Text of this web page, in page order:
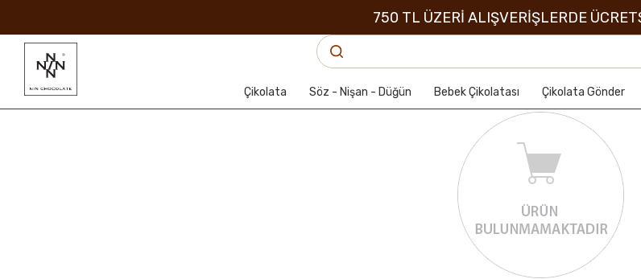
750 TL ÜZERİ ALIŞVERİŞLERDE
Çikolata Söz - Nişan - Düğün Bebek Çikolatası Çikolata Gönder